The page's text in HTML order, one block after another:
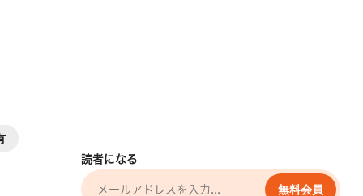
読者になる
無料会員